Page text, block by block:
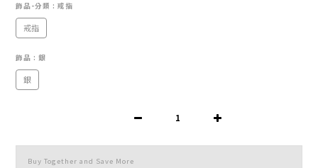
飾品-分類 : 戒指
戒指
飾品 : 銀
銀
Buy Together and Save More